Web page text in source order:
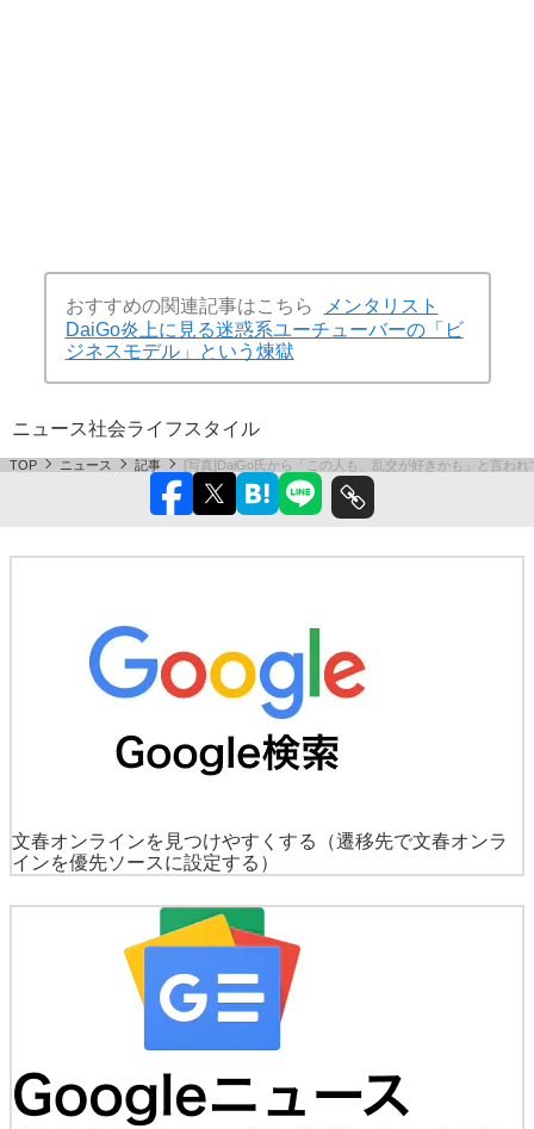
おすすめの関連記事はこちら
メンタリスト
DaiGo炎上に見る迷惑系ユーチューバーの「ビ
ジネスモデル」という煉獄
ニュース社会ライフスタイル
TOP ニュース 記事 [写真]DaiGo氏から「この人も、乱交が好きかも」と言わ
文春オンラインを見つけやすくする
（遷移先で文春オンラ
インを優先ソースに設定する）